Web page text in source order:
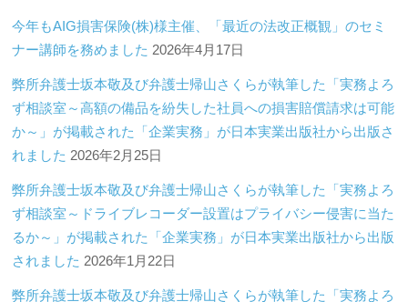
今年もAIG損害保険(株)様主催、「最近の法改正概観」のセミ
ナー講師を務めました 2026年4月17日
弊所弁護士坂本敬及び弁護士帰山さくらが執筆した「実務よろ
ず相談室～高額の備品を紛失した社員への損害賠償請求は可能
か～」が掲載された「企業実務」が日本実業出版社から出版さ
れました 2026年2月25日
弊所弁護士坂本敬及び弁護士帰山さくらが執筆した「実務よろ
ず相談室～ドライブレコーダー設置はプライバシー侵害に当た
るか～」が掲載された「企業実務」が日本実業出版社から出版
されました 2026年1月22日
弊所弁護士坂本敬及び弁護士帰山さくらが執筆した「実務よろ